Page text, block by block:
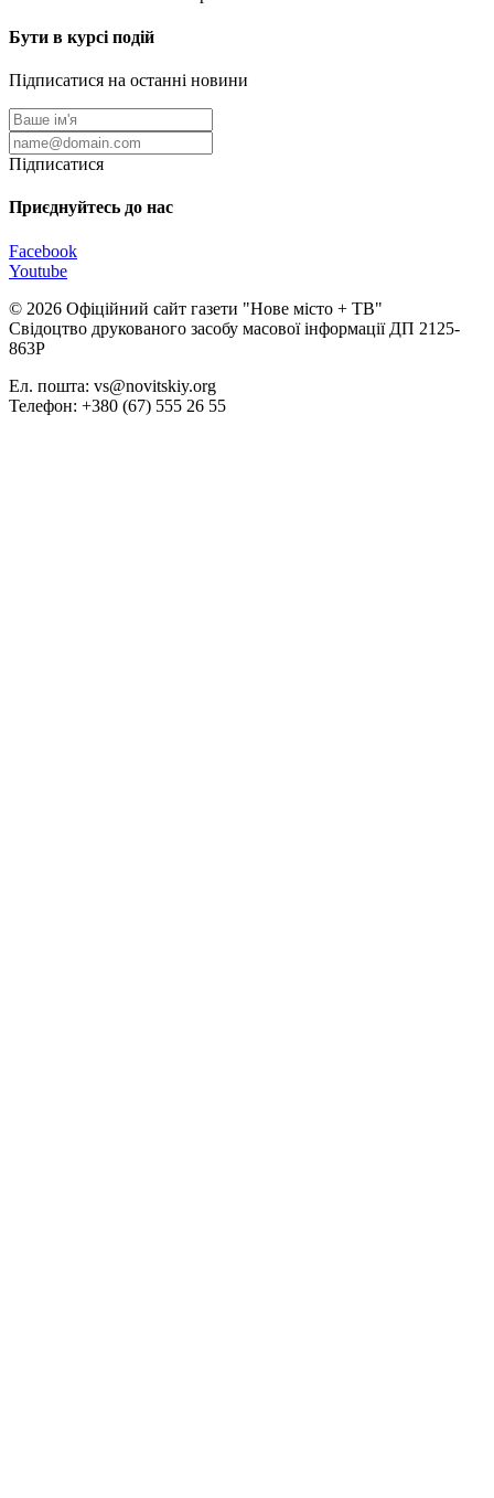
Бути в курсі подій
Підписатися на останні новини
Підписатися
Приєднуйтесь до нас
Facebook
Youtube
© 2026 Офіційний сайт газети "Нове мiсто + ТВ"
Свідоцтво друкованого засобу масової інформації ДП 2125-
863Р
Ел. пошта: vs@novitskiy.org
Телефон: +380 (67) 555 26 55